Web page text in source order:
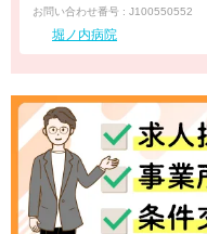
お問い合わせ番号 : J100550552
堀ノ内病院